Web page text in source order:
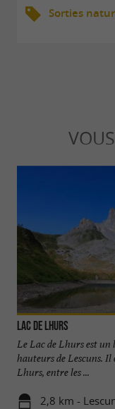
Sorties
Lac de Lhurs
Le Lac de Lhurs est un
hauteurs de Lescuns. Il
Lhurs, entre les ...
2,8 km -